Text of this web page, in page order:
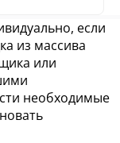
если
из массива
или
необходимые